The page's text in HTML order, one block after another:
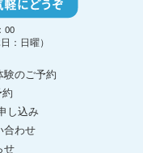
00
：日曜）
験のご予約
し込み
合わせ
せ